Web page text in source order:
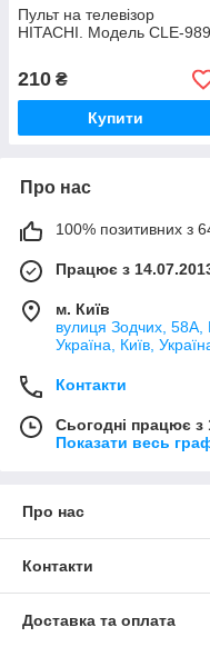
Пульт на телевізор
HITACHI. Модель CLE-989
210 ₴
Купити
Про нас
100% позитивних з
Працює з
м. Київ
вулиця Зодчих, 58А,
Україна, Київ,
Контакти
Сьогодні працює з
Показати весь
Про нас
Контакти
Доставка та оплата